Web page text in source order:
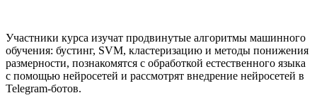
Участники курса изучат продвинутые алгоритмы машинного
обучения: бустинг, SVM, кластеризацию и методы понижения
размерности, познакомятся с обработкой естественного языка
с помощью нейросетей и рассмотрят внедрение нейросетей в
Telegram-ботов.